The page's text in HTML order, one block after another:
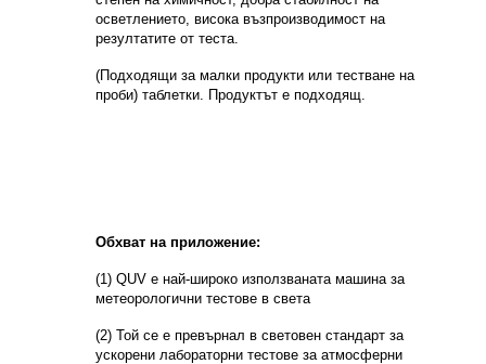
осветлението, висока възпроизводимост на
резултатите от теста.
(Подходящи за малки продукти или тестване на
проби) таблетки. Продуктът е подходящ.
Обхват на приложение:
(1) QUV е най-широко използваната машина за
метеорологични тестове в света
(2) Той се е превърнал в световен стандарт за
ускорени лабораторни тестове за атмосферни